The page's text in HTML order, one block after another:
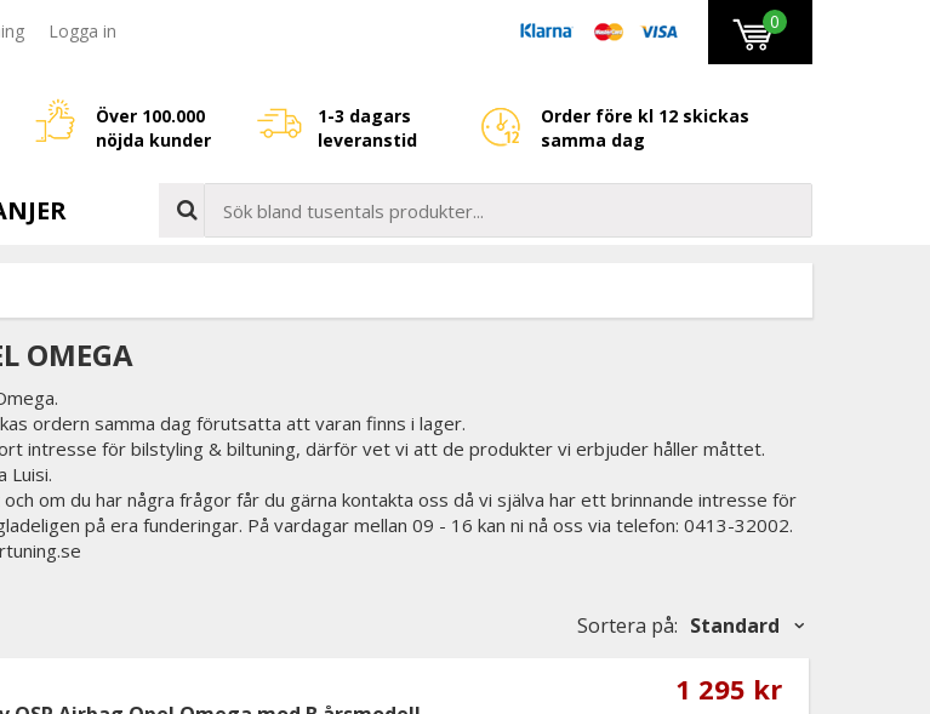
Logga in 0
Över 100.000
nöjda kunder
1-3 dagars
leveranstid
Order före kl 12 skickas
samma dag
OMEGA
ordern samma dag förutsatta att varan finns i lager.
intresse för bilstyling & biltuning, därför vet vi att de produkter vi erbjuder håller måttet.
Luisi.
om du har några frågor får du gärna kontakta oss då vi själva har ett brinnande intresse för
på era funderingar. På vardagar mellan 09 - 16 kan ni nå oss via telefon: 0413-32002.
Sortera på: Standard
1 295 kr